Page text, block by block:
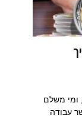
ומי משלם
עבודה